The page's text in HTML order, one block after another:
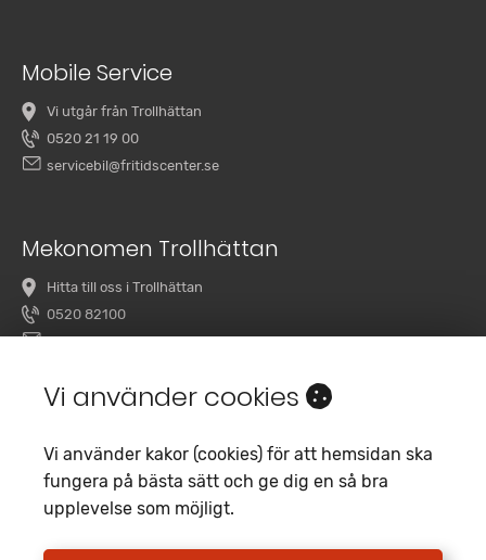
Mobile Service
Vi utgår från Trollhättan
0520 21 19 00
servicebil@fritidscenter.se
Mekonomen Trollhättan
Hitta till oss i Trollhättan
0520 82100
overby@mekonomenbilverkstad.se
Copyright 2020 Fritidscenter
Vi använder cookies
Vi använder kakor (cookies) för att hemsidan ska
fungera på bästa sätt och ge dig en så bra
upplevelse som möjligt.